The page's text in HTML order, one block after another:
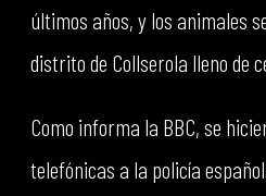
últimos años, y los animales
distrito de Collserola lleno de
Como informa la BBC, se
telefónicas a la policía